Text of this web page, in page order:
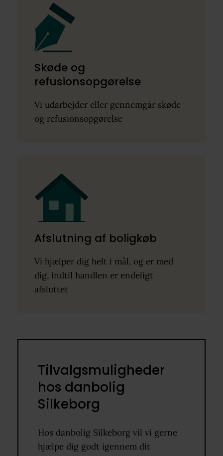
Skøde og
refusionsopgørelse
Vi udarbejder eller gennemgår skøde
og refusionsopgørelse
Afslutning af boligkøb
Vi hjælper dig helt i mål, og er med
dig, indtil handlen er endeligt
afsluttet
Tilvalgsmuligheder
hos danbolig
Silkeborg
Hos danbolig Silkeborg vil vi gerne
hjælpe dig godt igennem dit